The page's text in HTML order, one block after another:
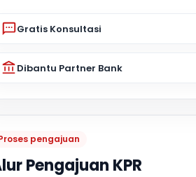
Gratis Konsultasi
Dibantu Partner Bank
pengajuan
Pengajuan KPR